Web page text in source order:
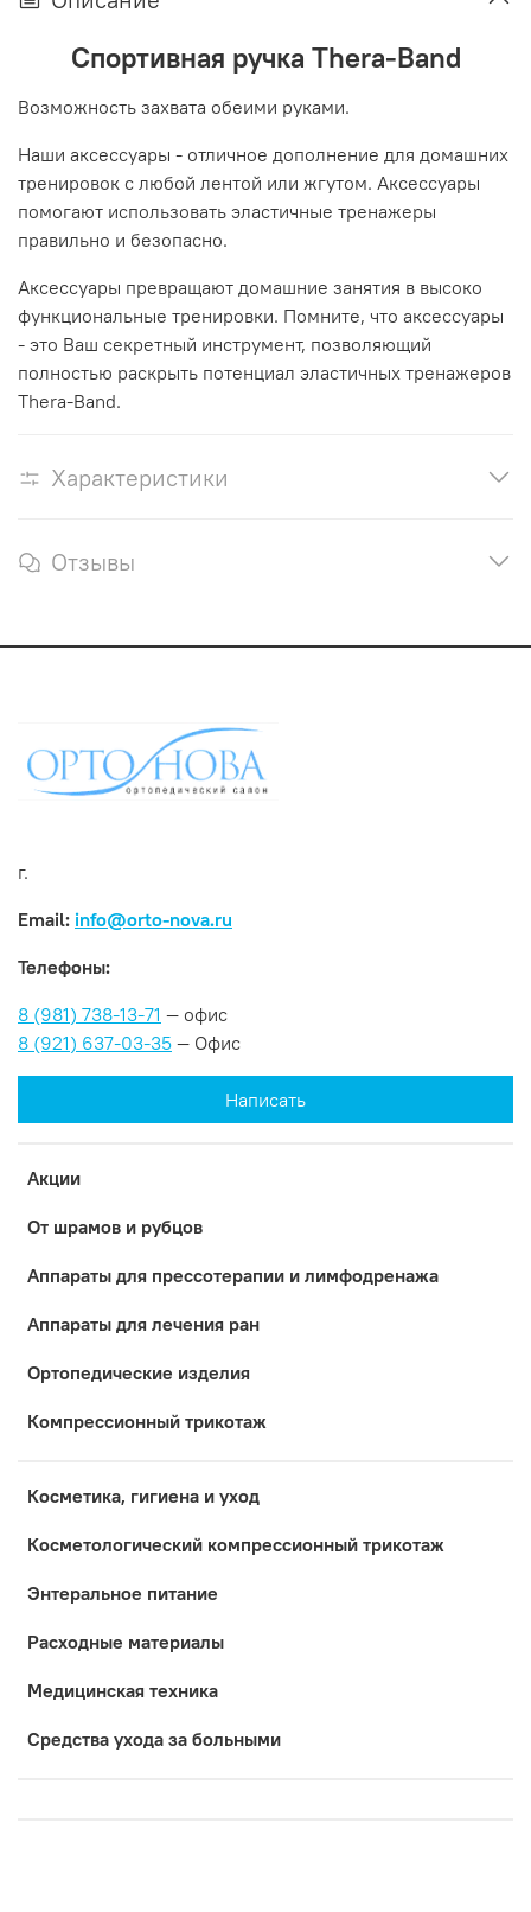
Спортивная ручка Thera-Band
Возможность захвата обеими руками.
Наши аксессуары - отличное дополнение для домашних
тренировок с любой лентой или жгутом. Аксессуары
помогают использовать эластичные тренажеры
правильно и безопасно.
Аксессуары превращают домашние занятия в высоко
функциональные тренировки. Помните, что аксессуары
- это Ваш секретный инструмент, позволяющий
полностью раскрыть потенциал эластичных тренажеров
Thera-Band.
Характеристики
Отзывы
Акции
От шрамов и рубцов
Аппараты для прессотерапии и лимфодренажа
Аппараты для лечения ран
Ортопедические изделия
Компрессионный трикотаж
Косметика, гигиена и уход
Коcметологический компрессионный трикотаж
Энтеральное питание
Расходные материалы
Медицинская техника
Средства ухода за больными
г.
Email: info@orto-nova.ru
Телефоны:
8 (981) 738-13-71 — офис
8 (921) 637-03-35 — Офис
Написать